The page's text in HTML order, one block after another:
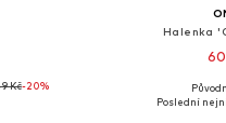
L, XL, XXL
Kč-20%
Halenka
Dostupné
Poslední